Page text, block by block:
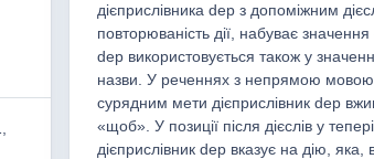
дієприслівника dep з допоміжним
повторюваність дії, набуває
dep використовується також у
назви. У реченнях з непрямою мовою
сурядним мети дієприслівник dep
«щоб». У позиції після дієслів у
дієприслівник dep вказує на дію,